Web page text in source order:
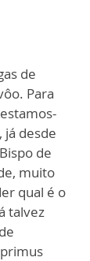
de
Para
já desde
de
muito
qual é o
talvez